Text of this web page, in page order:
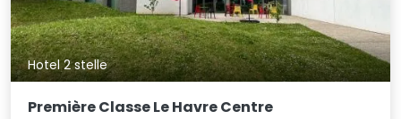
Hotel 2 stelle
Première Classe Le Havre Centre